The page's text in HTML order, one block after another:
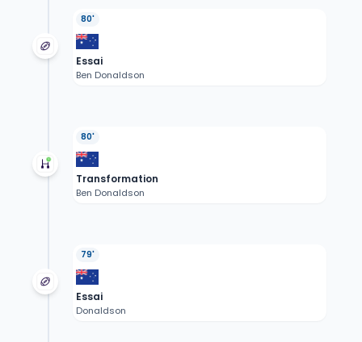
80'
Essai
Ben Donaldson
80'
Transformation
Ben Donaldson
79'
Essai
Donaldson